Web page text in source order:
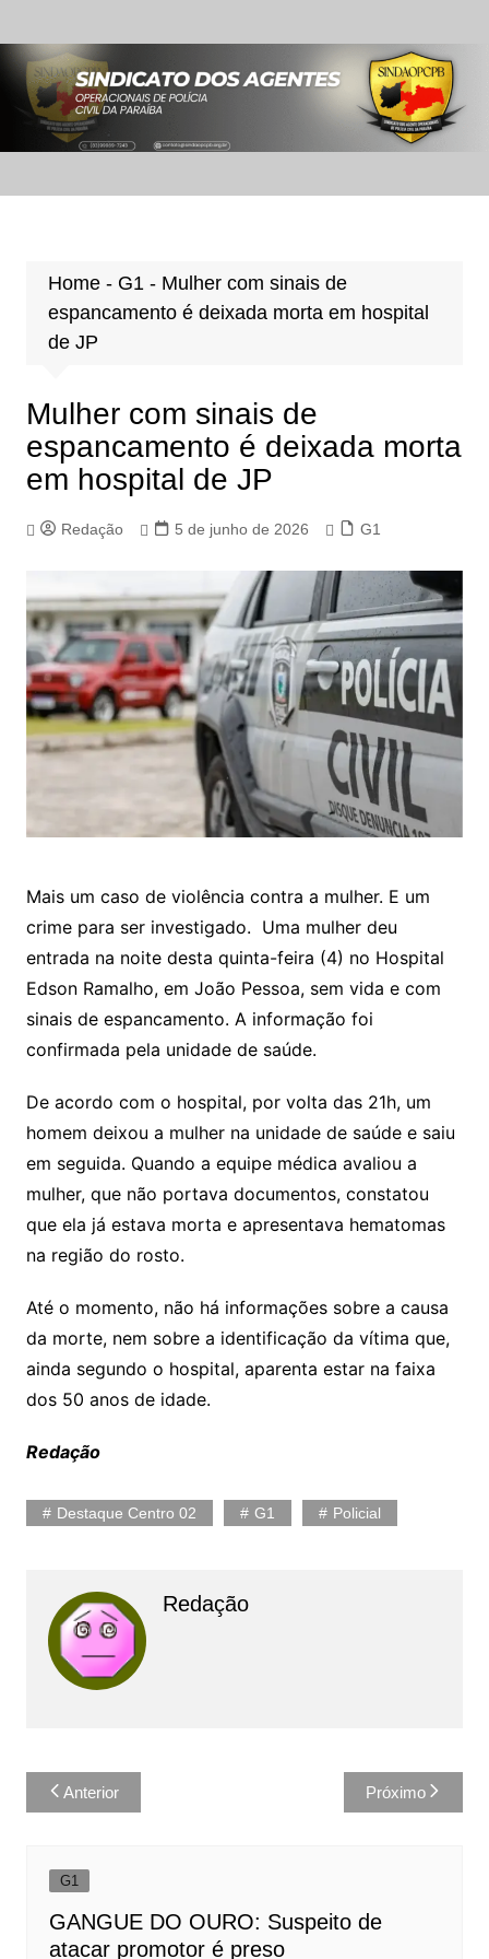
para
conteúdo
Home- G1 - Mulher com sinais de
espancamento é deixada morta em hospital
de JP
Mulher com sinais de
espancamento é deixada morta
em hospital de JP
Redação 5 de junho de 2026 G1
Mais um caso de violência contra a mulher. E um
crime para ser investigado. Uma mulher deu
entrada na noite desta quinta-feira (4) no Hospital
Edson Ramalho, em João Pessoa, sem vida e com
sinais de espancamento. A informação foi
confirmada pela unidade de saúde.
De acordo com o hospital, por volta das 21h, um
homem deixou a mulher na unidade de saúde e saiu
em seguida. Quando a equipe médica avaliou a
mulher, que não portava documentos, constatou
que ela já estava morta e apresentava hematomas
na região do rosto.
Até o momento, não há informações sobre a causa
da morte, nem sobre a identificação da vítima que,
ainda segundo o hospital, aparenta estar na faixa
dos 50 anos de idade.
Redação
Destaque Centro 02 G1 Policial
Redação
Navegação
de
Anterior Próximo
G1
GANGUE DO OURO: Suspeito de
atacar promotor é preso